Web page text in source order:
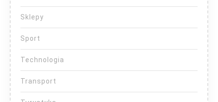
Sklepy
Sport
Technologia
Transport